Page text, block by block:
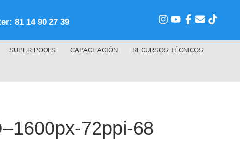
81 14 90 27 39
SUPER POOLS CAPACITACIÓN RECURSOS TÉCNICOS
72ppi-68